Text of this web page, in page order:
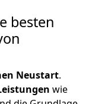
besten
Neustart.
wie